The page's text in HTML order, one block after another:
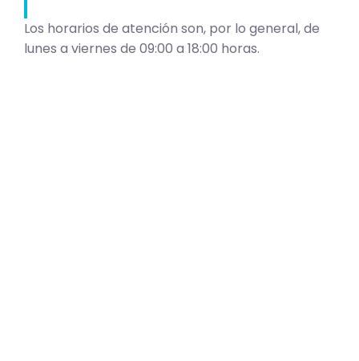
Los horarios de atención son, por lo general, de
lunes a viernes de 09:00 a 18:00 horas.